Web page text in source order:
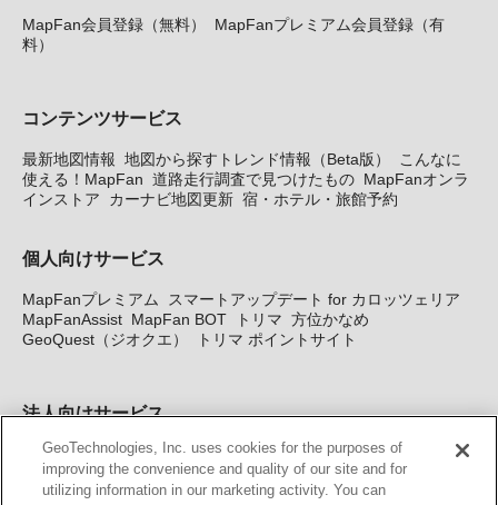
MapFan会員登録（無料）
MapFanプレミアム会員登録（有
料）
コンテンツサービス
最新地図情報 地図から探すトレンド情報（Beta版）
こんなに
使える！MapFan 道路走行調査で見つけたもの MapFanオンラ
インストア
カーナビ地図更新 宿・ホテル・旅館予約
個人向けサービス
MapFanプレミアム
スマートアップデート for カロッツェリア
MapFanAssist MapFan BOT トリマ 方位かなめ
GeoQuest（ジオクエ）
トリマ ポイントサイト
法人向けサービス
法人向け地図・位置情報サービス WEBサイト・システム向け地
図API Windows PC向け地図開発キット MapFan DB 住所確認
サービス
MAP WORLD+ トリマ広告 Geo-Research
GeoTechnologies, Inc. uses cookies for the purposes of
improving the convenience and quality of our site and for
utilizing information in our marketing activity. You can